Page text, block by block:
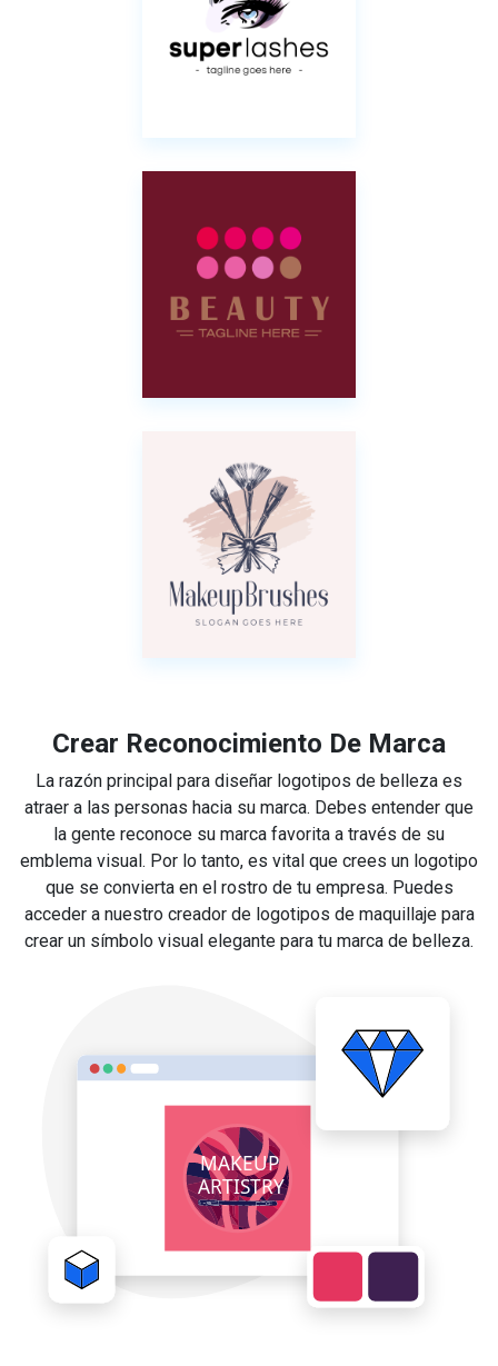
Crear Reconocimiento De Marca
La razón principal para diseñar logotipos de belleza es
atraer a las personas hacia su marca. Debes entender que
la gente reconoce su marca favorita a través de su
emblema visual. Por lo tanto, es vital que crees un logotipo
que se convierta en el rostro de tu empresa. Puedes
acceder a nuestro creador de logotipos de maquillaje para
crear un símbolo visual elegante para tu marca de belleza.